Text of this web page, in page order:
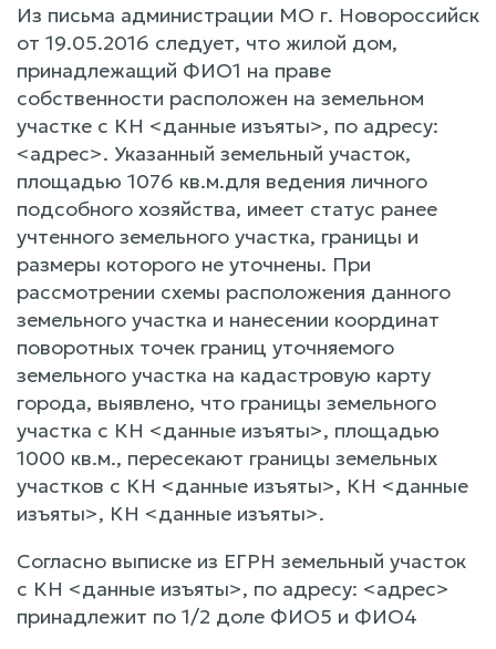
Из письма администрации МО г. Новороссийск
от 19.05.2016 следует, что жилой дом,
принадлежащий ФИО1 на праве
собственности расположен на земельном
участке с КН <данные изъяты>, по адресу:
<адрес>. Указанный земельный участок,
площадью 1076 кв.м.для ведения личного
подсобного хозяйства, имеет статус ранее
учтенного земельного участка, границы и
размеры которого не уточнены. При
рассмотрении схемы расположения данного
земельного участка и нанесении координат
поворотных точек границ уточняемого
земельного участка на кадастровую карту
города, выявлено, что границы земельного
участка с КН <данные изъяты>, площадью
1000 кв.м., пересекают границы земельных
участков с КН <данные изъяты>, КН <данные
изъяты>, КН <данные изъяты>.
Согласно выписке из ЕГРН земельный участок
с КН <данные изъяты>, по адресу: <адрес>
принадлежит по 1/2 доле ФИО5 и ФИО4